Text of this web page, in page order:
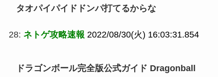
タオパイパイドドンパ打てるからな
28: ネトゲ攻略速報 2022/08/30(火) 16:03:31.854
ドラゴンボール完全版公式ガイド Dragonball